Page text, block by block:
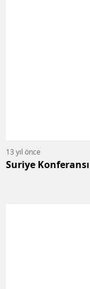
13 yıl önce
Suriye Konferansı